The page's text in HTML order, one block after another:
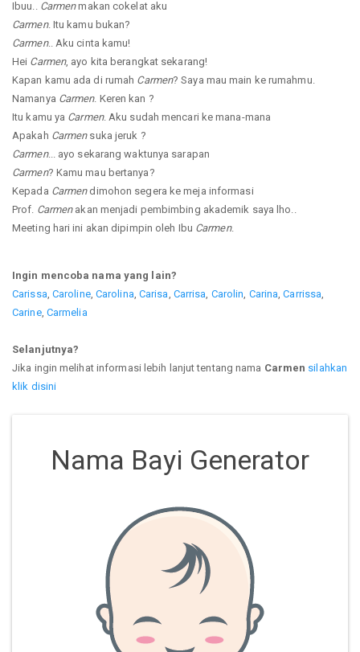
Ibuu.. Carmenmakan cokelat aku
Carmen. Itu kamu bukan?
Carmen.. Aku cinta kamu!
Hei Carmen, ayo kita berangkat sekarang!
Kapan kamu ada di rumah Carmen? Saya mau main ke rumahmu.
Namanya Carmen. Keren kan ?
Itu kamu ya Carmen. Aku sudah mencari ke mana-mana
Apakah Carmensuka jeruk ?
Carmen... ayo sekarang waktunya sarapan
Carmen? Kamu mau bertanya?
Kepada Carmendimohon segera ke meja informasi
Prof. Carmenakan menjadi pembimbing akademik saya lho..
Meeting hari ini akan dipimpin oleh Ibu Carmen.
Ingin mencoba nama yang lain?
Carissa Caroline, Carolina Carisa Carrisa Carolin Carina ,Carrissa
Carine, Carmelia
Selanjutnya?
Jika ingin melihat informasi lebih lanjut tentang nama Carmen silahkan
klik disini
Nama Bayi Generator